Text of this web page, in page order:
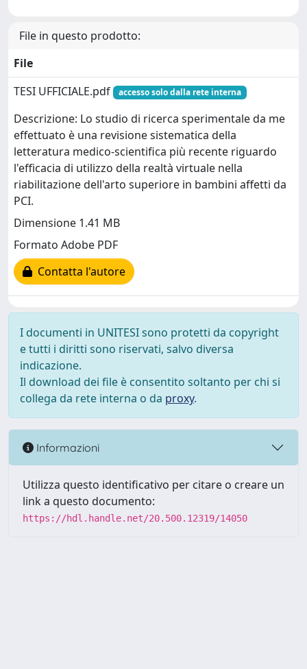
File in questo prodotto:
File
TESI UFFICIALE.pdf
accesso solo dalla rete interna
Descrizione: Lo studio di ricerca sperimentale da me
effettuato è una revisione sistematica della
letteratura medico-scientifica più recente riguardo
l'efficacia di utilizzo della realtà virtuale nella
riabilitazione dell'arto superiore in bambini affetti da
PCI.
Dimensione 1.41 MB
Formato Adobe PDF
Contatta l'autore
I documenti in UNITESI sono protetti da copyright
e tutti i diritti sono riservati, salvo diversa
indicazione.
Il download dei file è consentito soltanto per chi si
collega da rete interna o da proxy.
Informazioni
Utilizza questo identificativo per citare o creare un
link a questo documento:
https://hdl.handle.net/20.500.12319/14050